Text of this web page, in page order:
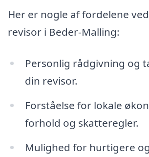
Her er nogle af fordelene
revisor i Beder-Malling:
Personlig rådgivning og
din revisor.
Forståelse for lokale
forhold og skatteregler.
Mulighed for hurtigere